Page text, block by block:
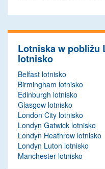
Lotniska w pobliżu
lotnisko
Belfast lotnisko
Birmingham lotnisko
Edinburgh lotnisko
Glasgow lotnisko
London City lotnisko
Londyn Gatwick lotnisko
Londyn Heathrow lotnisko
Londyn Luton lotnisko
Manchester lotnisko